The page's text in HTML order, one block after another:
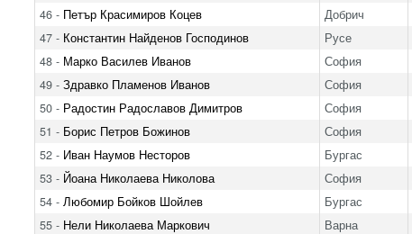
46 - Петър Красимиров Коцев Добрич
47 - Константин Найденов Господинов Русе
48 - Марко Василев Иванов София
49 - Здравко Пламенов Иванов София
50 - Радостин Радославов Димитров София
51 - Борис Петров Божинов София
52 - Иван Наумов Несторов Бургас
53 - Йоана Николаева Николова София
54 - Любомир Бойков Шойлев Бургас
55 - Нели Николаева Маркович Варна